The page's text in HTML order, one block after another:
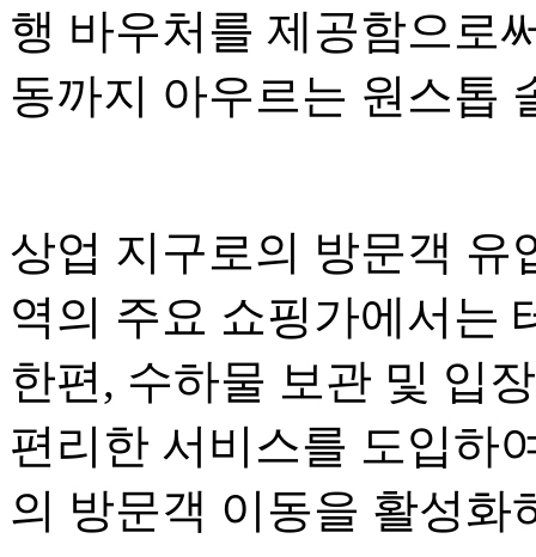
행 바우처를 제공함으로
동까지 아우르는 원스톱
상업 지구로의 방문객 유
역의 주요 쇼핑가에서는
한편, 수하물 보관 및 입
편리한 서비스를 도입하
의 방문객 이동을 활성화